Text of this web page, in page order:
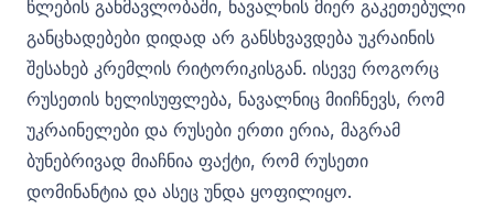
წლების განმავლობაში, ნავალნის მიერ გაკეთებული
განცხადებები დიდად არ განსხვავდება უკრაინის
შესახებ კრემლის რიტორიკისგან. ისევე როგორც
რუსეთის ხელისუფლება, ნავალნიც მიიჩნევს, რომ
უკრაინელები და რუსები ერთი ერია, მაგრამ
ბუნებრივად მიაჩნია ფაქტი, რომ რუსეთი
დომინანტია და ასეც უნდა ყოფილიყო.